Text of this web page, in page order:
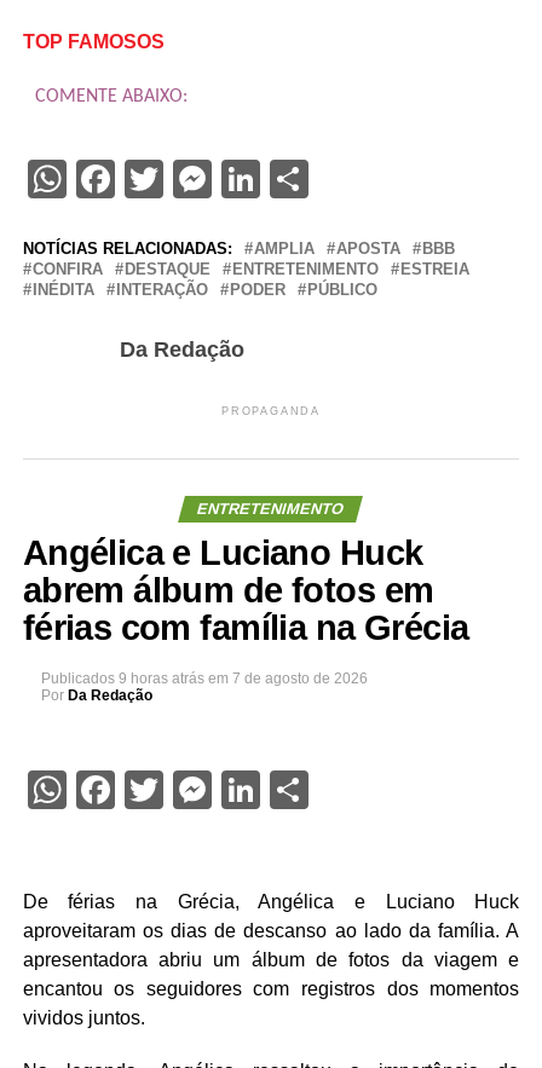
TOP FAMOSOS
COMENTE ABAIXO:
WhatsApp
Facebook
Twitter
Messenger
LinkedIn
Share
NOTÍCIAS RELACIONADAS: AMPLIA APOSTA
BBB
CONFIRA
DESTAQUE ENTRETENIMENTO
ESTREIA
INÉDITA
INTERAÇÃO PODER PÚBLICO
Da Redação
PROPAGANDA
ENTRETENIMENTO
Angélica e Luciano Huck
abrem álbum de fotos em
férias com família na Grécia
Publicados 9 horas atrás em 7 de agosto de 2026
Por Da Redação
WhatsApp
Facebook
Twitter
Messenger
LinkedIn
Share
De férias na Grécia, Angélica e Luciano Huck
aproveitaram os dias de descanso ao lado da família. A
apresentadora abriu um álbum de fotos da viagem e
encantou os seguidores com registros dos momentos
vividos juntos.